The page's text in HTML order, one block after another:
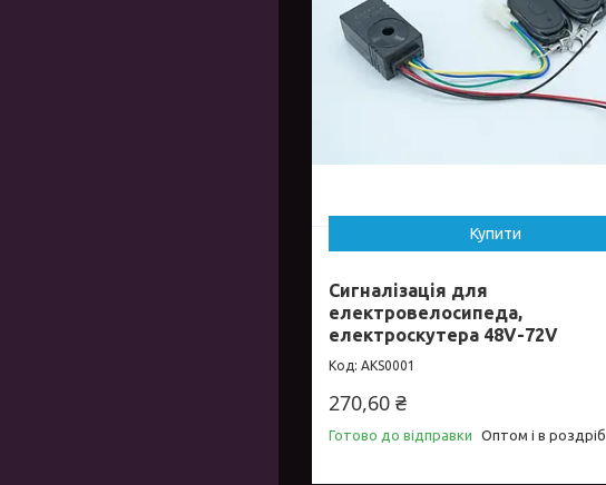
Купити
Сигналізація для
електровелосипеда,
електроскутера 48V-72V
AKS0001
270,60 ₴
Готово до відправки Оптом і в роздріб